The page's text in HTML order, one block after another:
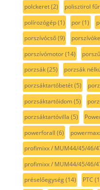
polckeret(2) polisztirol
polírozógép(1) por(1)
porszívócső(9)
porszívómotor(14)
porzsák(25) porzsák
porzsáktartóbetét(5)
porzsáktartóidom(5)
porzsáktartóvilla (5)
powerforall (6)
profimixx / MUM44/45/46/
profimixx / MUM44/45/46/
préselőegység(14) PTC